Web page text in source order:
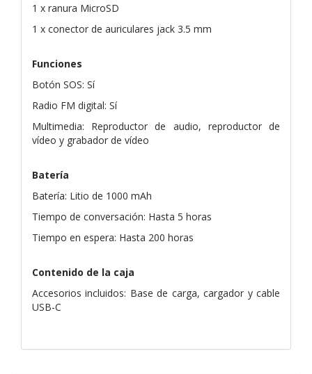
1 x ranura MicroSD
1 x conector de auriculares jack 3.5 mm
Funciones
Botón SOS: Sí
Radio FM digital: Sí
Multimedia: Reproductor de audio, reproductor de
vídeo y grabador de vídeo
Batería
Batería: Litio de 1000 mAh
Tiempo de conversación: Hasta 5 horas
Tiempo en espera: Hasta 200 horas
Contenido de la caja
Accesorios incluidos: Base de carga, cargador y cable
USB-C